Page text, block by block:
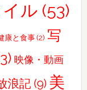
ル (53)
康と食事(2) 写
映像・動画
浪記(9) 美